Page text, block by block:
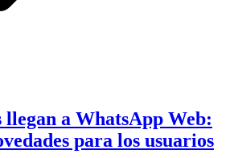
llegan a WhatsApp Web:
para los usuarios